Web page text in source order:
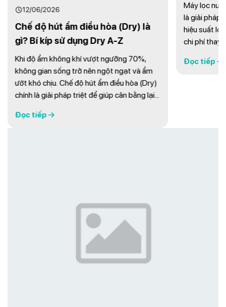
12/06/2026
Chế độ hút ẩm điều hòa (Dry) là
gì? Bí kíp sử dụng Dry A-Z
Khi độ ẩm không khí vượt ngưỡng 70%,
không gian sống trở nên ngột ngạt và ẩm
ướt khó chịu. Chế độ hút ẩm điều hòa (Dry)
chính là giải pháp triệt để giúp cân bằng lại
đặt mức nhiệt bao nhiêu là chuẩn và liệu bật
Đọc tiếp
Máy lọc nước
là giải pháp lọc
hiệu suất lọc
chi phí thay lõi
lọc thô Max
Đọc tiếp